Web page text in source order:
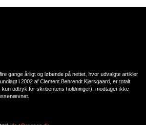
gange årligt og løbende på nettet, hvor udvalgte artikler
i 2002 af Clement Behrendt Kjersgaard, er totalt
udtryk for skribentens holdninger), modtager ikke